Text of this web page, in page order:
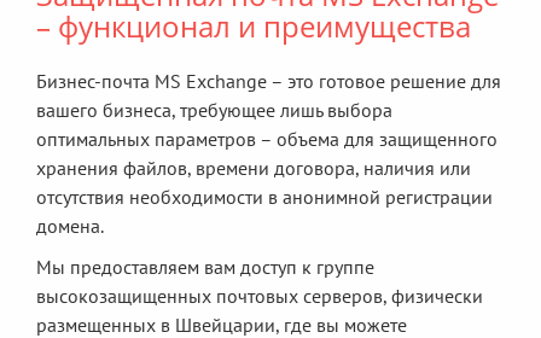
– функционал и преимущества
Бизнес-почта MS Exchange – это готовое решение для
вашего бизнеса, требующее лишь выбора
оптимальных параметров – объема для защищенного
хранения файлов, времени договора, наличия или
отсутствия необходимости в анонимной регистрации
домена.
Мы предоставляем вам доступ к группе
высокозащищенных почтовых серверов, физически
размещенных в Швейцарии, где вы можете